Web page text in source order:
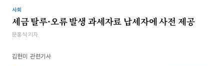
사회
세금 탈루·오류 발생 과세자료 납세자에 사전 제공
문홍식 기자
김현미 관련기사